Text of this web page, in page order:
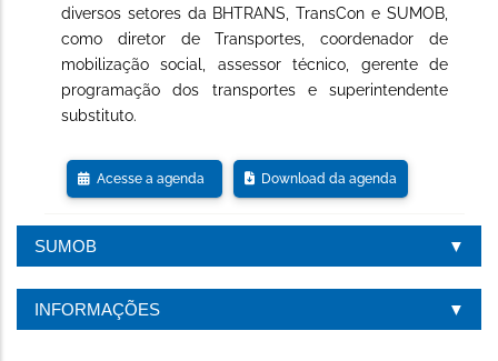
diversos setores da BHTRANS, TransCon e SUMOB,
como diretor de Transportes, coordenador de
mobilização social, assessor técnico, gerente de
programação dos transportes e superintendente
substituto.
Acesse a agenda Download da agenda
SUMOB
INFORMAÇÕES